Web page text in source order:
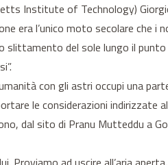
Institute of Technology)
era l’unico moto secolare che
del sole lungo il
con gli astri occupi una
le considerazioni indirizzate
dal sito di Pranu Mutteddu a